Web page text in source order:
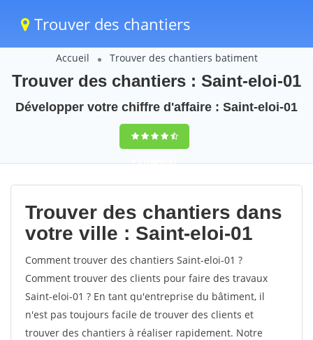
Trouver des chantiers
Accueil Trouver des chantiers batiment
Trouver des chantiers : Saint-eloi-01
Développer votre chiffre d'affaire : Saint-eloi-01
9,5(100%)61
votes
Trouver des chantiers dans
votre ville : Saint-eloi-01
Comment trouver des chantiers Saint-eloi-01 ?
Comment trouver des clients pour faire des travaux
Saint-eloi-01 ? En tant qu'entreprise du bâtiment, il
n'est pas toujours facile de trouver des clients et
trouver des chantiers à réaliser rapidement. Notre